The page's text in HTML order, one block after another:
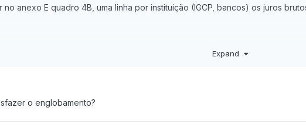
no anexo E quadro 4B, uma linha por instituição (IGCP, bancos) os juros
Expand
o englobamento?